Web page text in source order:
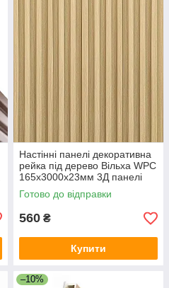
Настінні панелі декоративна
рейка під дерево Вільха WPC
165х3000х23мм 3Д панелі
для стін композит дошки
Готово до відправки
560 ₴
Купити
–10%